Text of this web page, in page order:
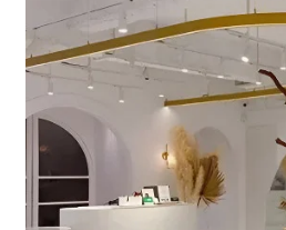
张** Koupit Succ 24Před